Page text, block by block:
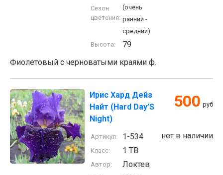
Сезон
цветения:
(очень
ранний -
средний)
Высота:
79
Фиолетовый с черноватыми краями ф.
Ирис Хард Дейз
Найт (Hard Day’S
Night)
500 руб
нет в наличии
Артикул: 1-534
Класс: 1 TB
Автор: Локтев